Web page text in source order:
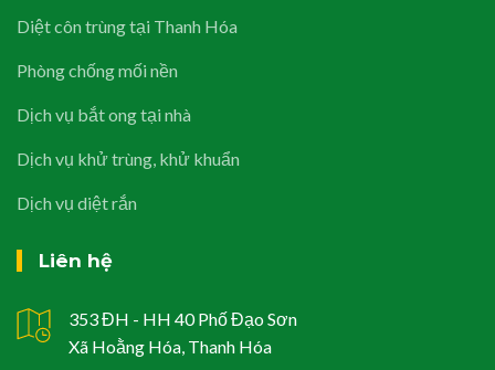
Diệt côn trùng tại Thanh Hóa
Phòng chống mối nền
Dịch vụ bắt ong tại nhà
Dịch vụ khử trùng, khử khuẩn
Dịch vụ diệt rắn
Liên hệ
353 ĐH - HH 40 Phố Đạo Sơn
Xã Hoằng Hóa, Thanh Hóa